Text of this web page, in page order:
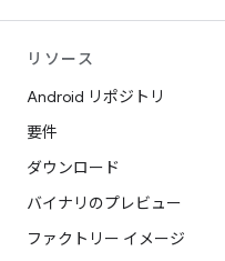
リソース
Android リポジトリ
要件
ダウンロード
バイナリのプレビュー
ファクトリー イメージ